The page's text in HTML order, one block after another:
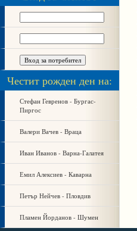
Честит рожден ден на:
Стефан Гевренов - Бургас-
Пиргос
Валери Вачев - Враца
Иван Иванов - Варна-Галатея
Емил Алексиев - Каварна
Петър Нейчев - Пловдив
Пламен Йорданов - Шумен